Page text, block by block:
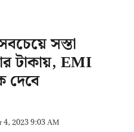
সস্তা
টাকায়, EMI
দেবে
4, 2023 9:03 AM